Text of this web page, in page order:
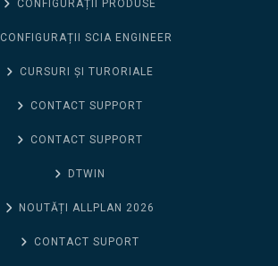
CONFIGURAȚII PRODUSE
CONFIGURAȚII SCIA ENGINEER
CURSURI ȘI TURORIALE
CONTACT SUPPORT
CONTACT SUPPORT
DTWIN
NOUTĂȚI ALLPLAN 2026
CONTACT SUPORT